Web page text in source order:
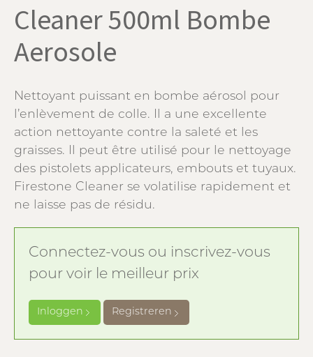
Cleaner 500ml Bombe
Aerosole
Nettoyant puissant en bombe aérosol pour
l’enlèvement de colle. Il a une excellente
action nettoyante contre la saleté et les
graisses. Il peut être utilisé pour le nettoyage
des pistolets applicateurs, embouts et tuyaux.
Firestone Cleaner se volatilise rapidement et
ne laisse pas de résidu.
Connectez-vous ou inscrivez-vous
pour voir le meilleur prix
Inloggen Registreren